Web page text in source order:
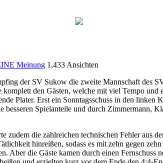
Meinung 1,433 Ansichten
der SV Sukow die zweite Mannschaft des
den Gästen, welche mit viel Tempo
Plater. Erst ein Sonntagsschuss in den
Spielanteile und durch Zimmermann,
die zahlreichen technischen Fehler aus
hinreißen, sodass es mit zehn gegen
Aber die Gäste kamen durch einen